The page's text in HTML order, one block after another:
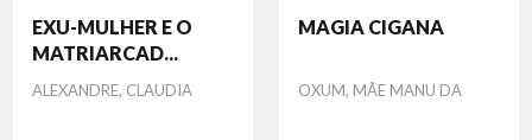
EXU-MULHER E O
MATRIARCAD...
Autor
ALEXANDRE, CLAUDIA
MAGIA CIGANA
Autor
OXUM, MÃE MANU DA